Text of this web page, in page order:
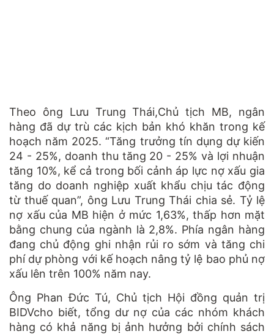
Theo ông Lưu Trung Thái,Chủ tịch MB, ngân
hàng đã dự trù các kịch bản khó khăn trong kế
hoạch năm 2025. “Tăng trưởng tín dụng dự kiến
24 - 25%, doanh thu tăng 20 - 25% và lợi nhuận
tăng 10%, kể cả trong bối cảnh áp lực nợ xấu gia
tăng do doanh nghiệp xuất khẩu chịu tác động
từ thuế quan”, ông Lưu Trung Thái chia sẻ. Tỷ lệ
nợ xấu của MB hiện ở mức 1,63%, thấp hơn mặt
bằng chung của ngành là 2,8%. Phía ngân hàng
đang chủ động ghi nhận rủi ro sớm và tăng chi
phí dự phòng với kế hoạch nâng tỷ lệ bao phủ nợ
xấu lên trên 100% năm nay.
Ông Phan Đức Tú, Chủ tịch Hội đồng quản trị
BIDVcho biết, tổng dư nợ của các nhóm khách
hàng có khả năng bị ảnh hưởng bởi chính sách